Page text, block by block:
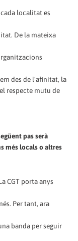
localitat es
De la mateixa
des de l'afinitat, la
respecte mutu de
pas serà
més locals o altres
CGT porta anys
Per tant, ara
banda per seguir